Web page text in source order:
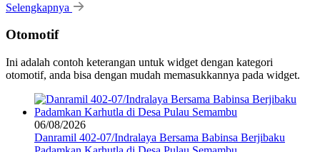
Selengkapnya
Otomotif
Ini adalah contoh keterangan untuk widget dengan kategori
otomotif, anda bisa dengan mudah memasukkannya pada widget.
06/08/2026
Danramil 402-07/Indralaya Bersama Babinsa Berjibaku